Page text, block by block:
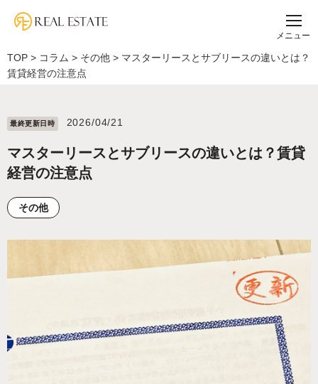
メニュー
TOP > コラム > その他 > マスターリースとサブリースの違いとは？
賃貸経営の注意点
最終更新⽇時 2026/04/21
マスターリースとサブリースの違いとは？賃貸
経営の注意点
その他